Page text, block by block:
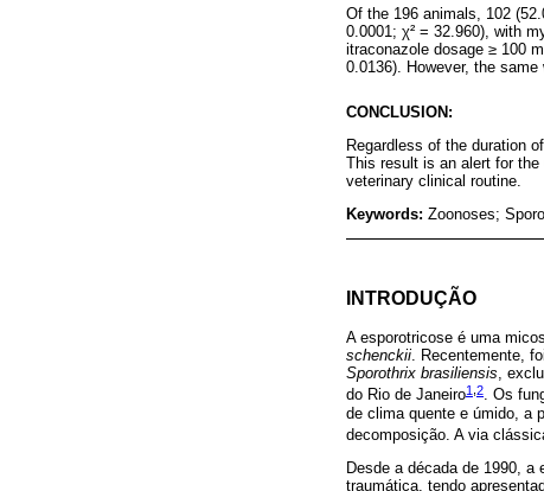
Of the 196 animals, 102
0.0001; χ² = 32.960), with
itraconazole dosage ≥ 100
0.0136). However, the
CONCLUSION:
Regardless of the duration
This result is an alert for
veterinary clinical routine.
Keywords: Zoonoses;
INTRODUÇÃO
A esporotricose é uma
schenckii. Recentemente,
Sporothrix brasiliensis,
do Rio de Janeiro1 2. Os
de clima quente e úmido, a
decomposição. A via
Desde a década de 1990,
traumática, tendo